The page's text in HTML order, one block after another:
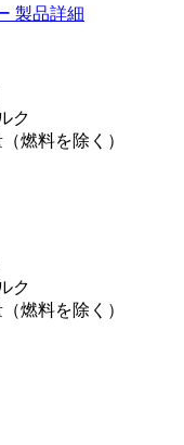
製品詳細
ク
燃料を除く）
ク
燃料を除く）